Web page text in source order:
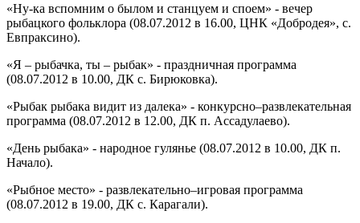
«Ну-ка вспомним о былом и станцуем и споем» - вечер
рыбацкого фольклора (08.07.2012 в 16.00, ЦНК «Добродея», с.
Евпраксино).
«Я – рыбачка, ты – рыбак» - праздничная программа
(08.07.2012 в 10.00, ДК с. Бирюковка).
«Рыбак рыбака видит из далека» - конкурсно–развлекательная
программа (08.07.2012 в 12.00, ДК п. Ассадулаево).
«День рыбака» - народное гулянье (08.07.2012 в 10.00, ДК п.
Начало).
«Рыбное место» - развлекательно–игровая программа
(08.07.2012 в 19.00, ДК с. Карагали).